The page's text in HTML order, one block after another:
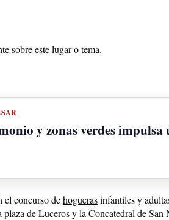
sobre este lugar o tema.
y zonas verdes impulsa
el concurso dehoguerasinfantiles y
de Luceros y la Concatedral de San